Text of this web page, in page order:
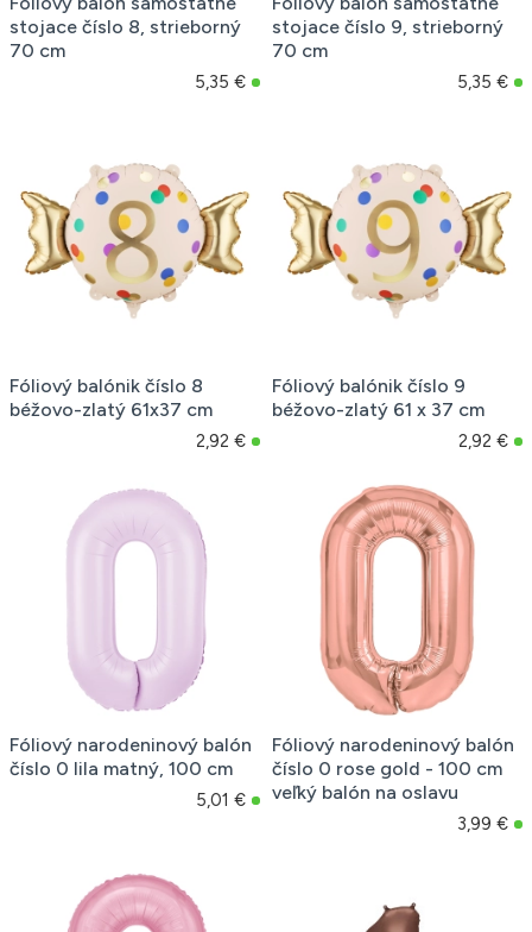
stojace číslo 8, strieborný
70 cm
5,35 €
stojace číslo 9, strieborný
70 cm
5,35 €
Fóliový balónik číslo 8
béžovo-zlatý 61x37 cm
2,92 €
Fóliový balónik číslo 9
béžovo-zlatý 61 x 37 cm
2,92 €
Fóliový narodeninový balón
číslo 0 lila matný, 100 cm
5,01 €
Fóliový narodeninový balón
číslo 0 rose gold - 100 cm
veľký balón na oslavu
3,99 €